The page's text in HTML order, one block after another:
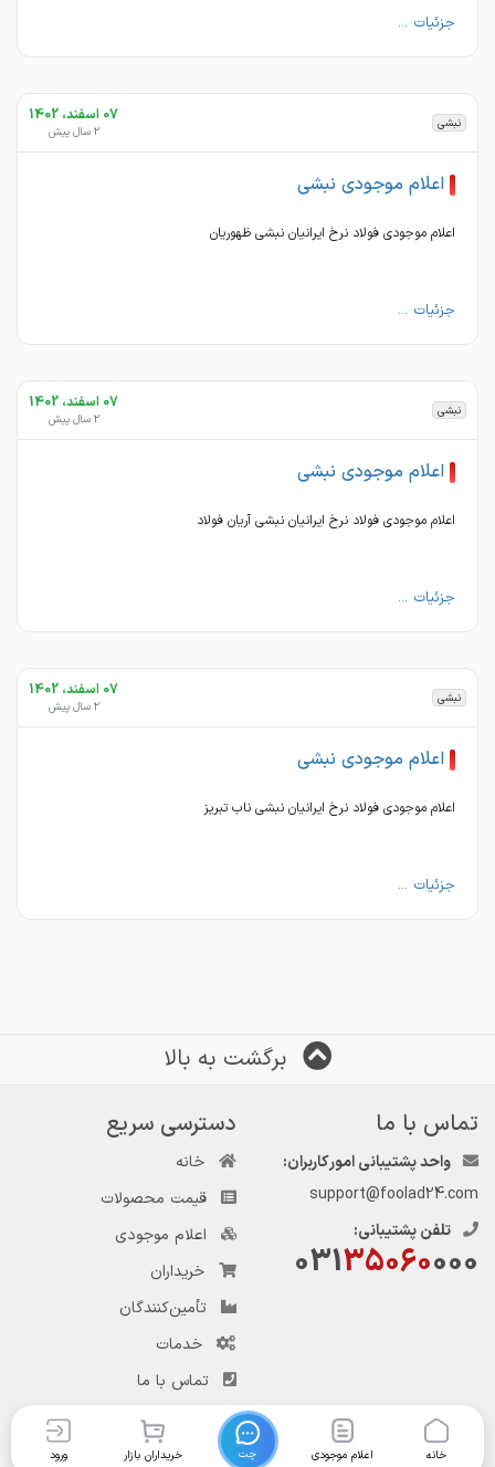
جزئیات ...
نبشی 07 اسفند، 1402
2 سال پیش
اعلام موجودی نبشی
اعلام موجودی فولاد نرخ ایرانیان نبشی ظهوریان
جزئیات ...
نبشی 07 اسفند، 1402
2 سال پیش
اعلام موجودی نبشی
اعلام موجودی فولاد نرخ ایرانیان نبشی آریان فولاد
جزئیات ...
نبشی 07 اسفند، 1402
2 سال پیش
اعلام موجودی نبشی
اعلام موجودی فولاد نرخ ایرانیان نبشی ناب تبریز
جزئیات ...
برگشت به بالا
تماس با ما
واحد پشتیبانی امور کاربران:
support@foolad24.com
تلفن پشتیبانی:
03135060000
دسترسی سریع
خانه
قیمت محصولات
اعلام موجودی
خریداران
تأمین‌کنندگان
خدمات
تماس با ما
خانه اعلام موجودی چت خریداران بازار ورود